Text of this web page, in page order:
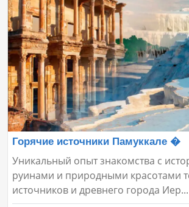
Горячие источники Памуккале �
Уникальный опыт знакомства с
руинами и природными красотами
источников и древнего города Иер...